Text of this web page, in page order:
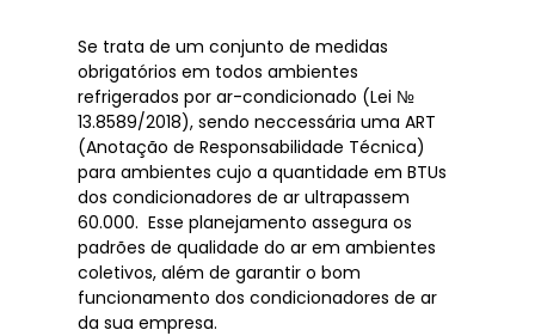
Se trata de um conjunto de medidas
obrigatórios em todos ambientes
refrigerados por ar-condicionado (Lei №
13.8589/2018), sendo neccessária uma ART
(Anotação de Responsabilidade Técnica)
para ambientes cujo a quantidade em BTUs
dos condicionadores de ar ultrapassem
60.000. Esse planejamento assegura os
padrões de qualidade do ar em ambientes
coletivos, além de garantir o bom
funcionamento dos condicionadores de ar
da sua empresa.